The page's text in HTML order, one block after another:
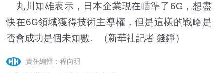
丸川知雄表示，日本企業現在瞄準了6G，想盡
快在6G領域獲得技術主導權，但是這樣的戰略是
否會成功是個未知數。（新華社記者 錢錚）
責任編輯：程向明